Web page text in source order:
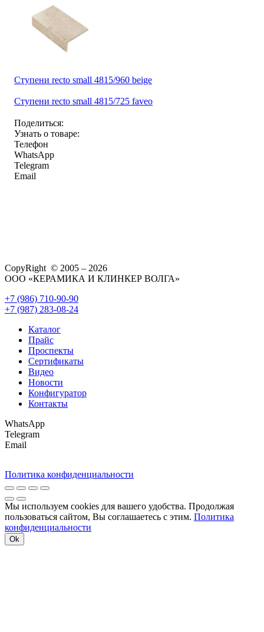
Ступени recto small 4815/960 beige
Ступени recto small 4815/725 faveo
Поделиться:
Узнать о товаре:
Телефон
WhatsApp
Telegram
Email
CopyRight © 2005 – 2026
ООО «КЕРАМИКА И КЛИНКЕР ВОЛГА»
+7 (986) 710-90-90
+7 (987) 283-08-24
Каталог
Прайс
Проспекты
Сертификаты
Видео
Новости
Конфигуратор
Контакты
WhatsApp
Telegram
Email
Политика конфиденциальности
Мы используем cookies для вашего удобства. Продолжая
пользоваться сайтом, Вы соглашаетесь с этим. Политика
конфиденциальности
Ok